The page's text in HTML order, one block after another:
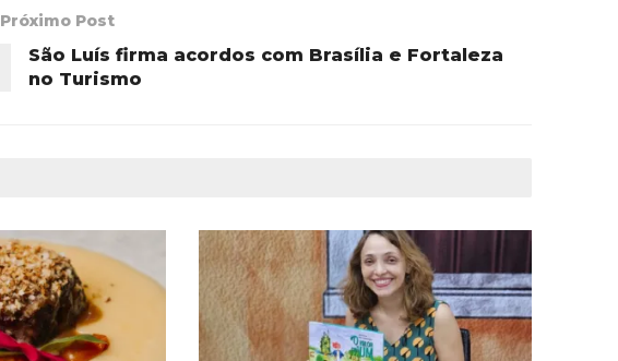
Próximo Post
São Luís firma acordos com Brasília e Fortaleza
no Turismo